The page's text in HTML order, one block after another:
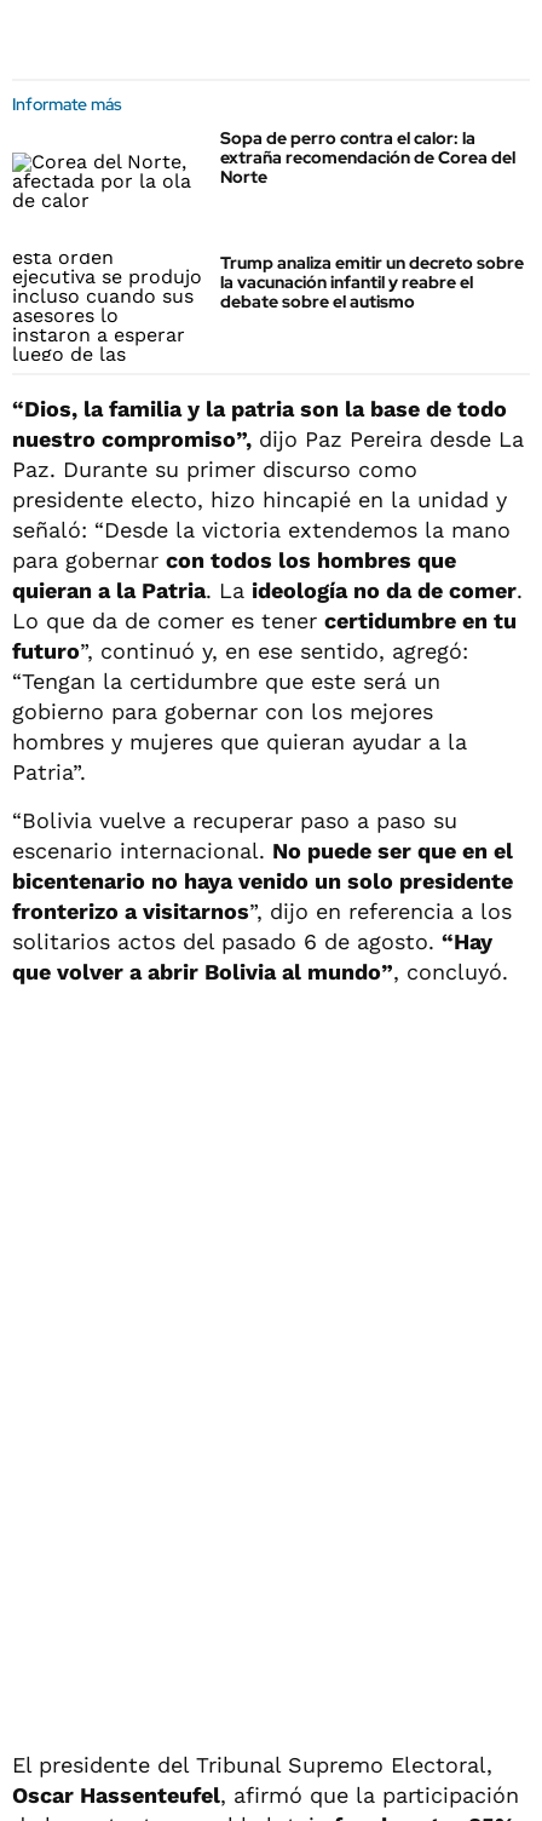
Informate más
Sopa de perro contra el calor: la
extraña recomendación de Corea del
Norte
Trump analiza emitir un decreto sobre
la vacunación infantil y reabre el
debate sobre el autismo
“Dios, la familia y la patria son la base de todo
nuestro compromiso”, dijo Paz Pereira desde La
Paz. Durante su primer discurso como
presidente electo, hizo hincapié en la unidad y
señaló: “Desde la victoria extendemos la mano
para gobernar con todos los hombres que
quieran a la Patria. La ideología no da de comer.
Lo que da de comer es tener certidumbre en tu
futuro”, continuó y, en ese sentido, agregó:
“Tengan la certidumbre que este será un
gobierno para gobernar con los mejores
hombres y mujeres que quieran ayudar a la
Patria”.
“Bolivia vuelve a recuperar paso a paso su
escenario internacional. No puede ser que en el
bicentenario no haya venido un solo presidente
fronterizo a visitarnos”, dijo en referencia a los
solitarios actos del pasado 6 de agosto. “Hay
que volver a abrir Bolivia al mundo”, concluyó.
El presidente del Tribunal Supremo Electoral,
Oscar Hassenteufel, afirmó que la participación